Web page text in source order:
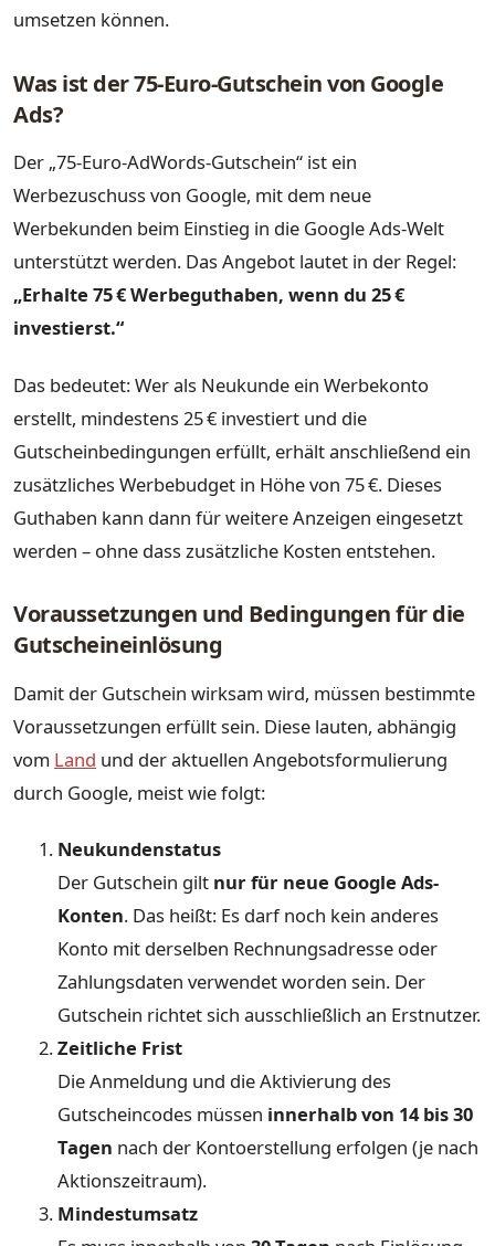
umsetzen können.
Was ist der 75-Euro-Gutschein von Google
Ads?
Der „75-Euro-AdWords-Gutschein“ ist ein
Werbezuschuss von Google, mit dem neue
Werbekunden beim Einstieg in die Google Ads-Welt
unterstützt werden. Das Angebot lautet in der Regel:
„Erhalte 75 € Werbeguthaben, wenn du 25 €
investierst.“
Das bedeutet: Wer als Neukunde ein Werbekonto
erstellt, mindestens 25 € investiert und die
Gutscheinbedingungen erfüllt, erhält anschließend ein
zusätzliches Werbebudget in Höhe von 75 €. Dieses
Guthaben kann dann für weitere Anzeigen eingesetzt
werden – ohne dass zusätzliche Kosten entstehen.
Voraussetzungen und Bedingungen für die
Gutscheineinlösung
Damit der Gutschein wirksam wird, müssen bestimmte
Voraussetzungen erfüllt sein. Diese lauten, abhängig
vom Land und der aktuellen Angebotsformulierung
durch Google, meist wie folgt:
Neukundenstatus
Der Gutschein gilt nur für neue Google Ads-
Konten. Das heißt: Es darf noch kein anderes
Konto mit derselben Rechnungsadresse oder
Zahlungsdaten verwendet worden sein. Der
Gutschein richtet sich ausschließlich an Erstnutzer.
Zeitliche Frist
Die Anmeldung und die Aktivierung des
Gutscheincodes müssen innerhalb von 14 bis 30
Tagen nach der Kontoerstellung erfolgen (je nach
Aktionszeitraum).
Mindestumsatz